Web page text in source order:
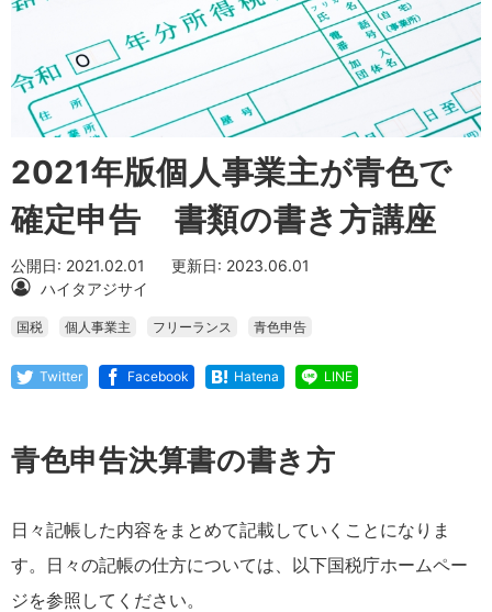
2021年版個人事業主が青色で
確定申告 書類の書き方講座
公開日: 2021.02.01
更新日: 2023.06.01
ハイタアジサイ
国税 個人事業主 フリーランス 青色申告
Twitter Facebook Hatena LINE
青色申告決算書の書き方
日々記帳した内容をまとめて記載していくことになりま
す。日々の記帳の仕方については、以下国税庁ホームペー
ジを参照してください。